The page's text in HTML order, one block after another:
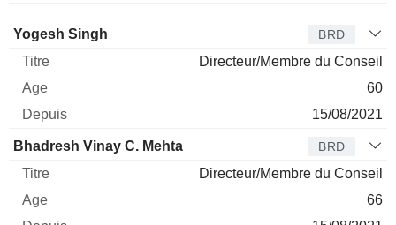
Administrateur
Yogesh Singh BRD
Directeur/Membre du Conseil
60
15/08/2021
Bhadresh Vinay C. Mehta BRD
Directeur/Membre du Conseil
66